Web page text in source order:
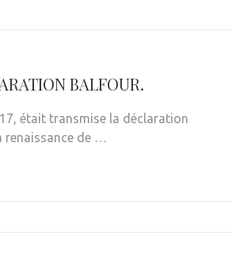
BALFOUR.
était transmise la déclaration
renaissance de …